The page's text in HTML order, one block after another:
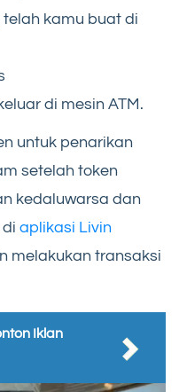
kamu buat di
di mesin ATM.
untuk penarikan
setelah token
kedaluwarsa dan
aplikasi Livin
melakukan transaksi
Iklan